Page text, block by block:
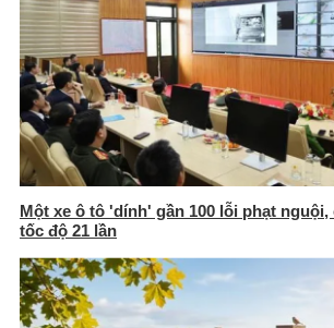
Một xe ô tô 'dính' gần 100 lỗi phạt
tốc độ 21 lần